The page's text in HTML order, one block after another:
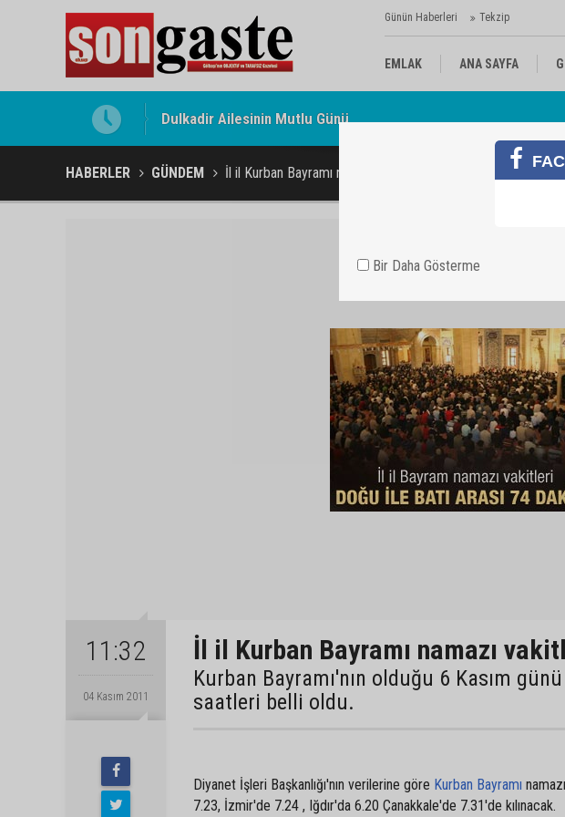
Günün Haberleri Tekzip
EMLAK ANA SAYFA
Dulkadir Ailesinin Mutlu Günü
Gölbaşı Esnafının Sesi Ankara Kalkınma Ajansı'nda
HABERLER GÜNDEM İl il Kurban Bayramı namazı vakitleri
11:32
04 Kasım 2011
İl il Kurban Bayramı namazı
Kurban Bayramı'nın olduğu 6 Kasım
saatleri belli oldu.
Diyanet İşleri Başkanlığı'nın verilerine göre Kurban Bayramı
7.23, İzmir'de 7.24 , Iğdır'da 6.20 Çanakkale'de 7.31'de kılınacak.
Bir Daha Gösterme